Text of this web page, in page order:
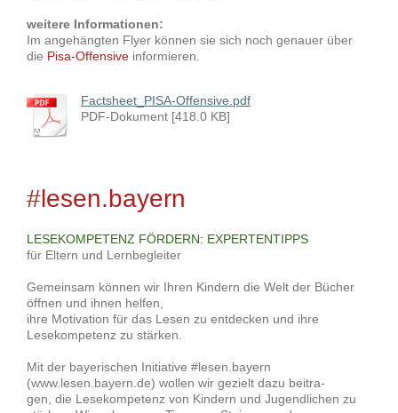
weitere Informationen:
Im angehängten Flyer können sie sich noch genauer über
die Pisa-Offensive informieren.
Factsheet_PISA-Offensive.pdf
PDF-Dokument [418.0 KB]
#lesen.bayern
LESEKOMPETENZ FÖRDERN: EXPERTENTIPPS
für Eltern und Lernbegleiter
Gemeinsam können wir Ihren Kindern die Welt der Bücher
öffnen und ihnen helfen,
ihre Motivation für das Lesen zu entdecken und ihre
Lesekompetenz zu stärken.
Mit der bayerischen Initiative #lesen.bayern
(www.lesen.bayern.de) wollen wir gezielt dazu beitra-
gen, die Lesekompetenz von Kindern und Jugendlichen zu